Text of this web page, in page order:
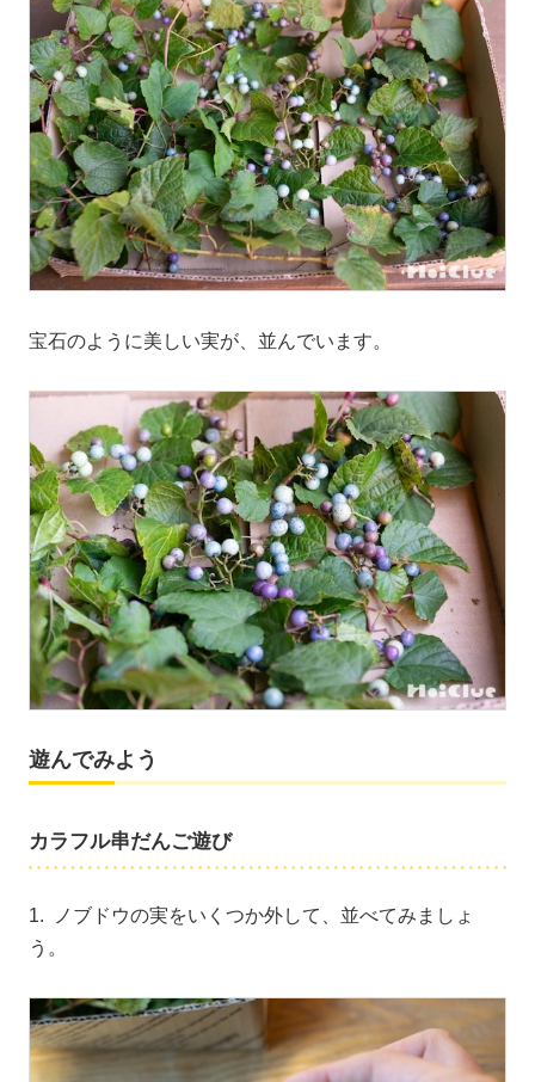
宝石のように美しい実が、並んでいます。
遊んでみよう
カラフル串だんご遊び
1. ノブドウの実をいくつか外して、並べてみましょ
う。